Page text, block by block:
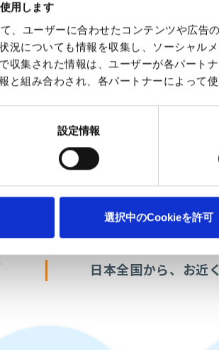
用します
、ユーザーに合わせたコンテンツや広告
況についても情報を収集し、ソーシャル
収集された情報は、ユーザーが各パート
と組み合わされ、各パートナーによって使
設定情報
選択中のCookieを許可
がある
日本全国から、お近